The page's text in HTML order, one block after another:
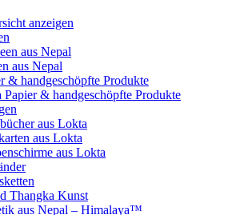
anzeigen
aus Nepal
aus Nepal
& handgeschöpfte Produkte
Papier & handgeschöpfte Produkte
aus Lokta
aus Lokta
aus Lokta
Thangka Kunst
aus Nepal – Himalaya™